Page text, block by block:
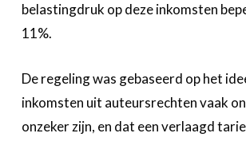
belastingdruk op deze inkomsten
11%.
De regeling was gebaseerd op het
inkomsten uit auteursrechten vaak
onzeker zijn, en dat een verlaagd